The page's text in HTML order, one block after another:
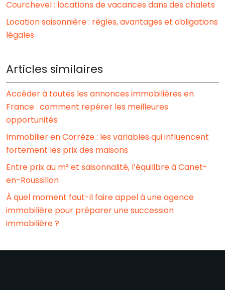
Courchevel : locations de vacances dans des chalets
Location saisonnière : règles, avantages et obligations
légales
Articles similaires
Accéder à toutes les annonces immobilières en
France : comment repérer les meilleures
opportunités
Immobilier en Corrèze : les variables qui influencent
fortement les prix des maisons
Entre prix au m² et saisonnalité, l’équilibre à Canet-
en-Roussillon
À quel moment faut-il faire appel à une agence
immobilière pour préparer une succession
immobilière ?